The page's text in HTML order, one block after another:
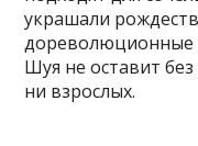
украшали
дореволюционные
Шуя не оставит
ни взрослых.